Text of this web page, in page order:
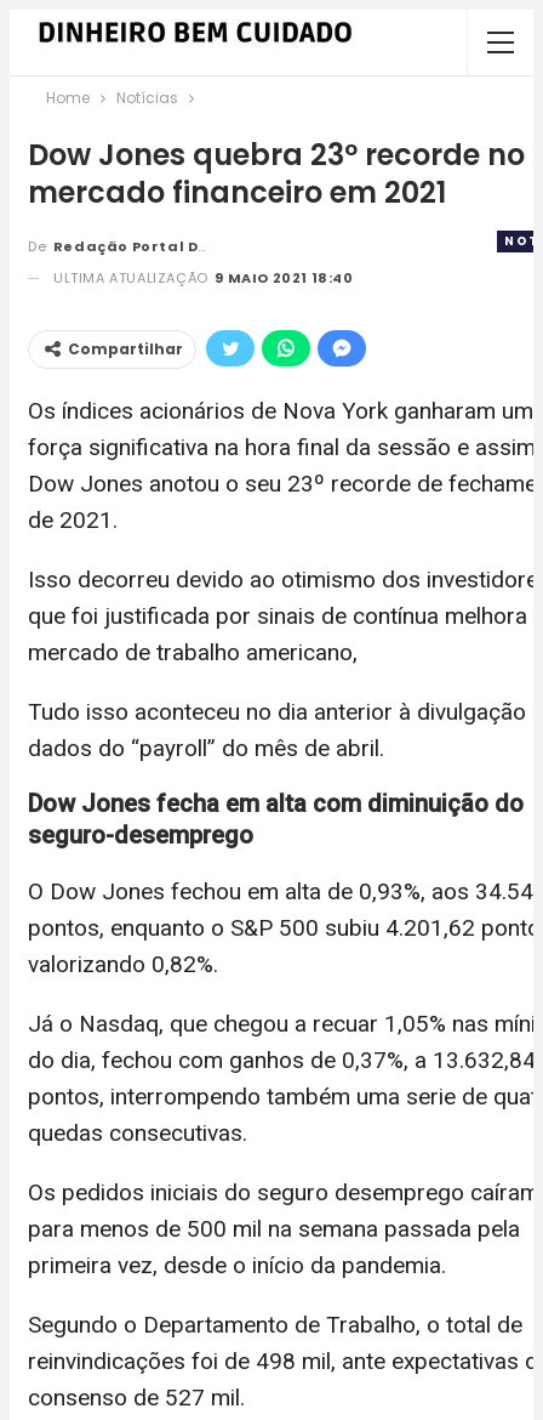
Home Notícias
Dow Jones quebra 23º recorde no
mercado financeiro em 2021
De Redação Portal DBC
ULTIMA ATUALIZAÇÃO 9 MAIO 2021 18:40
Compartilhar
Os índices acionários de Nova York ganharam
força significativa na hora final da sessão e
Dow Jones anotou o seu 23º recorde de
de 2021.
Isso decorreu devido ao otimismo dos
que foi justificada por sinais de contínua melhora
mercado de trabalho americano,
Tudo isso aconteceu no dia anterior à divulgação
dados do “payroll” do mês de abril.
Dow Jones fecha em alta com diminuição do
seguro-desemprego
O Dow Jones fechou em alta de 0,93%, aos
pontos, enquanto o S&P 500 subiu 4.201,62
valorizando 0,82%.
Já o Nasdaq, que chegou a recuar 1,05% nas
do dia, fechou com ganhos de 0,37%, a 13.632,84
pontos, interrompendo também uma serie de
quedas consecutivas.
Os pedidos iniciais do seguro desemprego caíram
para menos de 500 mil na semana passada pela
primeira vez, desde o início da pandemia.
Segundo o Departamento de Trabalho, o total de
reinvindicações foi de 498 mil, ante expectativas
consenso de 527 mil.